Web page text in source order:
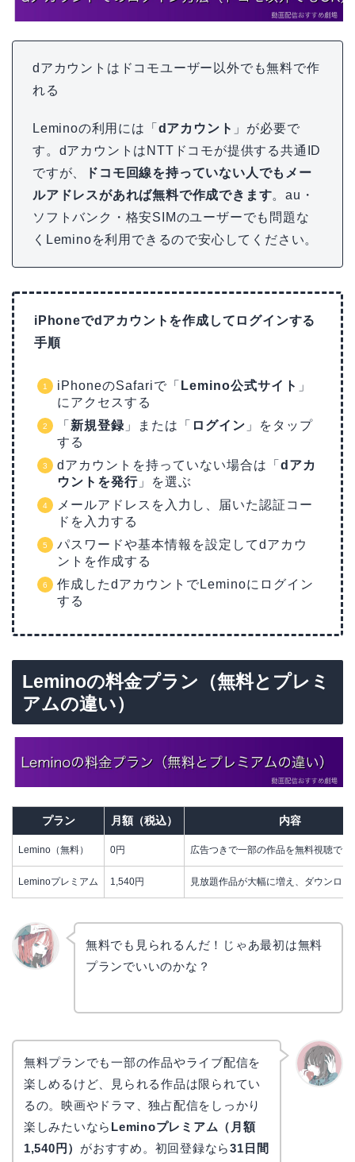
dアカウントはドコモユーザー以外でも無料で作
れる
Leminoの利用には「 dアカウント 」が必要で
す。dアカウントはNTTドコモが提供する共通ID
ですが、
ドコモ回線を持っていない人でもメー
ルアドレスがあれば無料で作成できます。au・
ソフトバンク・格安SIMのユーザーでも問題な
くLeminoを利用できるので安心してください。
iPhoneでdアカウントを作成してログインする
手順
iPhoneのSafariで「 Lemino公式サイト 」
にアクセスする
「 新規登録 」または「 ログイン 」をタップ
する
dアカウントを持っていない場合は「 dアカ
ウントを発行 」を選ぶ
メールアドレスを入力し、届いた認証コー
ドを入力する
パスワードや基本情報を設定してdアカウ
ントを作成する
作成したdアカウントでLeminoにログイン
する
Leminoの料金プラン（無料とプレミ
アムの違い）
プラン 月額（税込） 内容
Lemino（無料） 0円 広告つきで一部の作品を無料視聴でき
Leminoプレミアム 1,540円 見放題作品が大幅に増え、ダウンロー
無料でも見られるんだ！じゃあ最初は無料
プランでいいのかな？
無料プランでも一部の作品やライブ配信を
楽しめるけど、見られる作品は限られてい
るの。映画やドラマ、独占配信をしっかり
楽しみたいなら Leminoプレミアム（月額
1,540円） がおすすめ。初回登録なら31日間